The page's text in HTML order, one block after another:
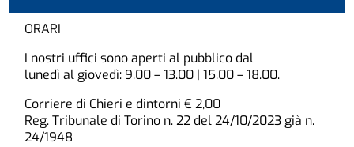
ORARI
I nostri uffici sono aperti al pubblico dal
lunedì al giovedì: 9.00 – 13.00 | 15.00 – 18.00.
Corriere di Chieri e dintorni € 2,00
Reg. Tribunale di Torino n. 22 del 24/10/2023 già n.
24/1948